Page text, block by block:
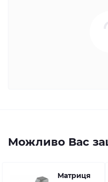
Можливо Вас
Матриця